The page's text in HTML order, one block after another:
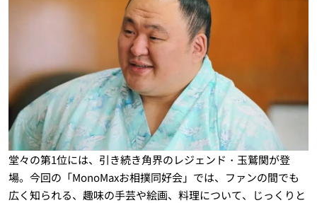
堂々の第1位には、引き続き角界のレジェンド・玉鷲関が登
場。今回の「MonoMaxお相撲同好会」では、ファンの間でも
広く知られる、趣味の手芸や絵画、料理について、じっくりと